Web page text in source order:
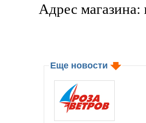
Адрес магазина:
Еще новости